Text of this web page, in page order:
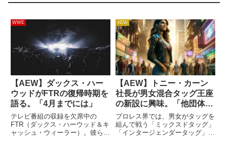
WWE
【AEW】ダックス・ハー
ウッドがFTRの復帰時期を
語る。「4月までには」
テレビ番組の収録を欠席中の
FTR（ダックス・ハーウッド＆キ
ャッシュ・ウィーラー）。彼らと
AEW
【AEW】トニー・カーン
社長が男女混合タッグ王座
の新設に興味。「他団体と
は違う、AEWを際立たせ
るものになる」
プロレス界では、男女がタッグを
組んで戦う「ミックスドタッグ」
「インタージェンダータッグ」な